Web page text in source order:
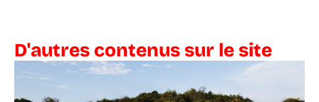
D'autres contenus sur le site